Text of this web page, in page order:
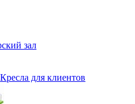
зал
Кресла для клиентов